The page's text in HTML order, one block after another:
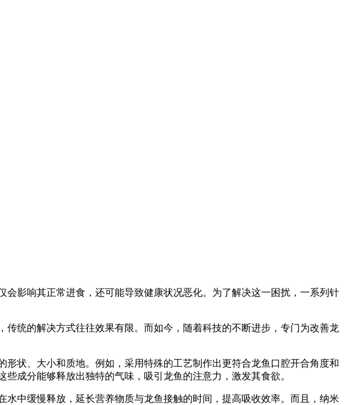
影响其正常进食，还可能导致健康状况恶化。为了解决这一困扰，一系列针
统的解决方式往往效果有限。而如今，随着科技的不断进步，专门为改善龙
状、大小和质地。例如，采用特殊的工艺制作出更符合龙鱼口腔开合角度和
成分能够释放出独特的气味，吸引龙鱼的注意力，激发其食欲。
中缓慢释放，延长营养物质与龙鱼接触的时间，提高吸收效率。而且，纳米